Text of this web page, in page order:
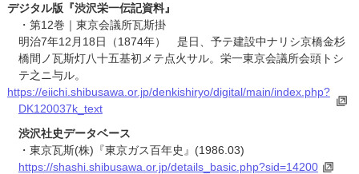
デジタル版『渋沢栄一伝記資料』
・第12巻｜東京会議所瓦斯掛
明治7年12月18日（1874年） 是日、予テ建設中ナリシ京橋金杉
橋間ノ瓦斯灯八十五基初メテ点火サル。栄一東京会議所会頭トシ
テ之ニ与ル。
https://eiichi.shibusawa.or.jp/denkishiryo/digital/main/index.php?
DK120037k_text
渋沢社史データベース
・東京瓦斯(株)『東京ガス百年史』(1986.03)
https://shashi.shibusawa.or.jp/details_basic.php?sid=14200